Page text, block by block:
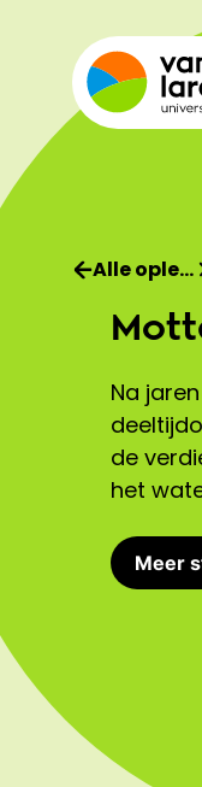
Alle ople…
Na
de
het
Meer